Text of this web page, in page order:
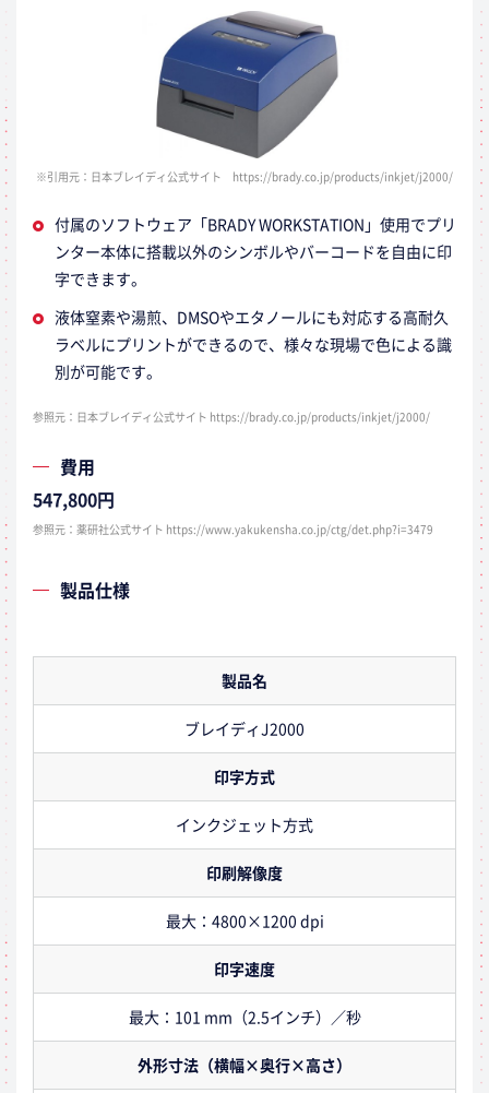
※引用元：日本ブレイディ公式サイト https://brady.co.jp/products/inkjet/j2000/
付属のソフトウェア「BRADY WORKSTATION」使用でプリ
ンター本体に搭載以外のシンボルやバーコードを自由に印
字できます。
液体窒素や湯煎、DMSOやエタノールにも対応する高耐久
ラベルにプリントができるので、様々な現場で色による識
別が可能です。
参照元：日本ブレイディ公式サイト https://brady.co.jp/products/inkjet/j2000/
費用
547,800円
参照元：薬研社公式サイト https://www.yakukensha.co.jp/ctg/det.php?i=3479
製品仕様
製品名
ブレイディJ2000
印字方式
インクジェット方式
印刷解像度
最大：4800×1200 dpi
印字速度
最大：101 mm（2.5インチ）／秒
外形寸法（横幅×奥行×高さ）